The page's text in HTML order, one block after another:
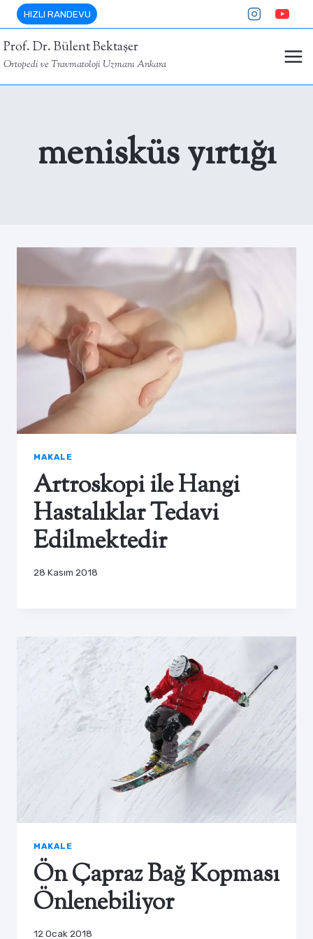
Skip
to
content
HIZLI RANDEVU
Prof. Dr. Bülent Bektaşer
Ortopedi ve Travmatoloji Uzmanı Ankara
menisküs yırtığı
MAKALE
Artroskopi ile Hangi
Hastalıklar Tedavi
Edilmektedir
28 Kasım 2018
MAKALE
Ön Çapraz Bağ Kopması
Önlenebiliyor
12 Ocak 2018